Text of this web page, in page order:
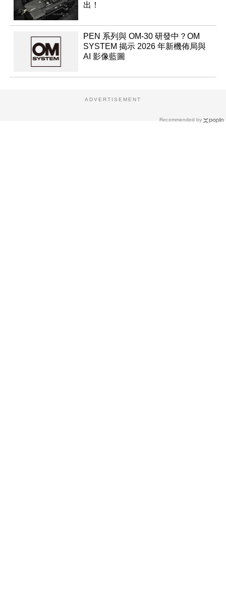
出！
PEN 系列與 OM-30 研發中？OM
SYSTEM 揭示 2026 年新機佈局與
AI 影像藍圖
Recommended by
ADVERTISEMENT